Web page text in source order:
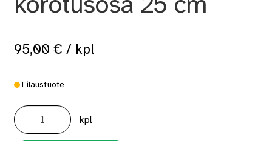
95,00 € / kpl
Tilaustuote
Mondex
Aura
korotusosa
25
cm
kpl